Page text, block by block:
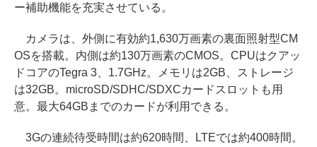
ー補助機能を充実させている。
カメラは、外側に有効約1,630万画素の裏面照射型CM
OSを搭載。内側は約130万画素のCMOS。CPUはクアッ
ドコアのTegra 3、1.7GHz。メモリは2GB、ストレージ
は32GB。microSD/SDHC/SDXCカードスロットも用
意。最大64GBまでのカードが利用できる。
3Gの連続待受時間は約620時間、LTEでは約400時間。